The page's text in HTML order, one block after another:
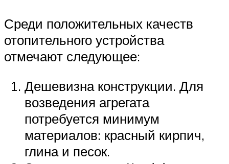
Среди положительных качеств
отопительного устройства
отмечают следующее:
Дешевизна конструкции. Для
возведения агрегата
потребуется минимум
материалов: красный кирпич,
глина и песок.